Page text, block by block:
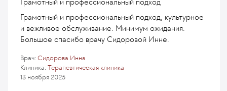
Грамотный и профессиональный подход, культурное
и вежливое обслуживание. Минимум ожидания.
Большое спасибо врачу Сидоровой Инне.
Клиника: Терапевтическая клиника
Врач: Сидорова Инна
13 ноября 2025